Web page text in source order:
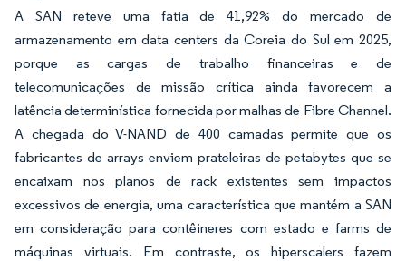
A SAN reteve uma fatia de 41,92% do mercado de
armazenamento em data centers da Coreia do Sul em 2025,
porque as cargas de trabalho financeiras e de
telecomunicações de missão crítica ainda favorecem a
latência determinística fornecida por malhas de Fibre Channel.
A chegada do V-NAND de 400 camadas permite que os
fabricantes de arrays enviem prateleiras de petabytes que se
encaixam nos planos de rack existentes sem impactos
excessivos de energia, uma característica que mantém a SAN
em consideração para contêineres com estado e farms de
máquinas virtuais. Em contraste, os hiperscalers fazem